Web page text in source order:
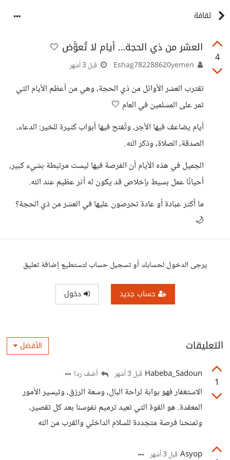
ثقافة
4
العشر من ذي الحجة… أيام لا تُعوَّض 🤍
قبل 3 أشهر
تقترب العشر الأوائل من ذي الحجة، وهي من أعظم الأيام التي
تمر على المسلمين في العام 🤍
أيام يضاعف فيها الأجر، وتُفتح فيها أبواب كثيرة للخير: الدعاء،
الصدقة، الصلاة، وذكر الله.
الجميل في هذه الأيام أن الفرصة فيها ليست مرتبطة بشيء كبير،
أحيانًا عمل بسيط بإخلاص قد يكون له أثر عظيم عند الله.
ما أكثر عبادة أو عادة تحرصون عليها في العشر من ذي الحجة؟
🌙
يرجى الدخول لحسابك أو تسجيل حساب لتستطيع إضافة تعليق
حساب جديد دخول
التعليقات الأفضل
1
Habeba_Sadoun قبل 3 أشهر أضف ردا
الاستغفار فهو بوابة لراحة البال، وسعة الرزق، وتيسير الأمور
المعقدة. هو القوة التي تعيد ترميم نفوسنا بعد كل تقصير،
وتمنحنا فرصة متجددة للسلام الداخلي والقرب من الله
Asyop قبل 3 أشهر